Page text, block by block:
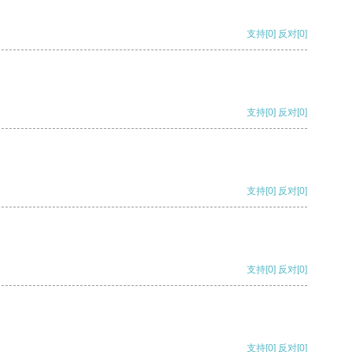
支持[0] 反对[0]
支持[0] 反对[0]
支持[0] 反对[0]
支持[0] 反对[0]
支持[0] 反对[0]